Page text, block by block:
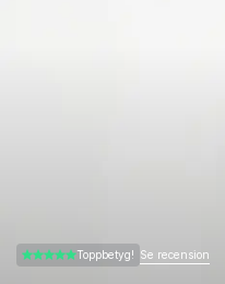
4.50 av 5 Toppbetyg! Se recension